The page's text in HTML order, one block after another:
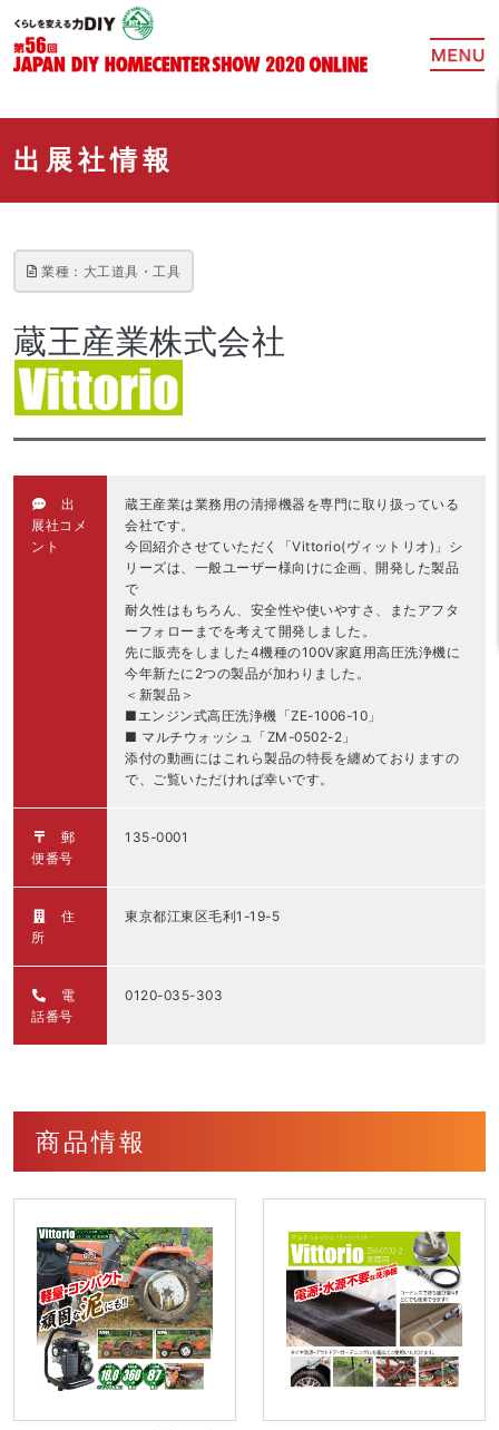
出展社情報
業種：大工道具・工具
蔵王産業株式会社
出
展社コメ
ント
蔵王産業は業務用の清掃機器を専門に取り扱っている
会社です。
今回紹介させていただく「Vittorio(ヴィットリオ)」シ
リーズは、一般ユーザー様向けに企画、開発した製品
で
耐久性はもちろん、安全性や使いやすさ、またアフタ
ーフォローまでを考えて開発しました。
先に販売をしました4機種の100V家庭用高圧洗浄機に
今年新たに2つの製品が加わりました。
＜新製品＞
■エンジン式高圧洗浄機「ZE-1006-10」
■ マルチウォッシュ「ZM-0502-2」
添付の動画にはこれら製品の特長を纏めておりますの
で、ご覧いただければ幸いです。
郵
便番号
135-0001
住
所
東京都江東区毛利1-19-5
電
話番号
0120-035-303
商品情報